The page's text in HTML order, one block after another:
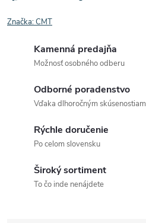
Značka:CMT
Kamenná predajňa
Možnosť osobného odberu
Odborné poradenstvo
Vďaka dlhoročným skúsenostiam
Rýchle doručenie
Po celom slovensku
Široký sortiment
To čo inde nenájdete